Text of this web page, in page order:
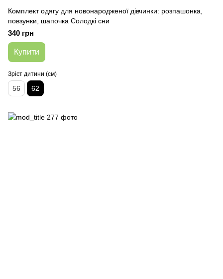
Комплект одягу для новонародженої дівчинки: розпашонка,
повзунки, шапочка Солодкі сни
340 грн
Купити
Зріст дитини (см)
56 62